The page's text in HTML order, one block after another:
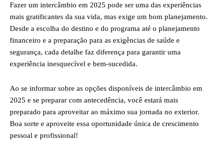
Fazer um intercâmbio em 2025 pode ser uma das experiências
mais gratificantes da sua vida, mas exige um bom planejamento.
Desde a escolha do destino e do programa até o planejamento
financeiro e a preparação para as exigências de saúde e
segurança, cada detalhe faz diferença para garantir uma
experiência inesquecível e bem-sucedida.
Ao se informar sobre as opções disponíveis de intercâmbio em
2025 e se preparar com antecedência, você estará mais
preparado para aproveitar ao máximo sua jornada no exterior.
Boa sorte e aproveite essa oportunidade única de crescimento
pessoal e profissional!